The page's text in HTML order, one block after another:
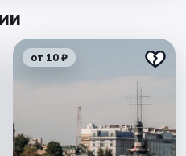
от 10 ₽